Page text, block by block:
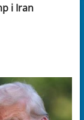
i Iran